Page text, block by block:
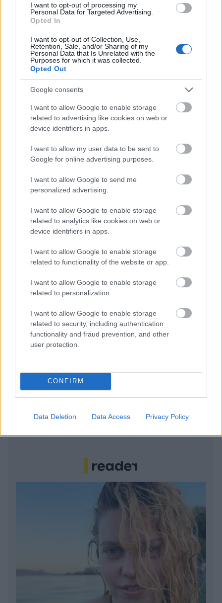
I want to opt-out of processing my
Personal Data for Targeted Advertising.
Opted In
I want to opt-out of Collection, Use,
Retention, Sale, and/or Sharing of my
Personal Data that Is Unrelated with the
Purposes for which it was collected.
Opted Out
Google consents
I want to allow Google to enable storage
related to advertising like cookies on web or
device identifiers in apps.
I want to allow my user data to be sent to
Google for online advertising purposes.
I want to allow Google to send me
personalized advertising.
I want to allow Google to enable storage
related to analytics like cookies on web or
device identifiers in apps.
I want to allow Google to enable storage
related to functionality of the website or app.
I want to allow Google to enable storage
related to personalization.
I want to allow Google to enable storage
related to security, including authentication
functionality and fraud prevention, and other
user protection.
CONFIRM
Data Deletion Data Access Privacy Policy
BEST OF INTERNET
Πέρα από τη Λισαβόνα: 10 μαγευτικοί προορισμοί
Το καλά κρυμμένο μυστικό της Κρήτης: Το φαράγγι
των Αγίων και η μαγευτική παραλία στο Λιβυκό
6 γραφικά χωριά των Κυκλάδων που αξίζει να